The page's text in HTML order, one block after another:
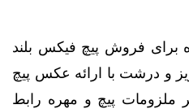
برای فروش پیچ فیکس بلند
و درشت با ارائه عکس پیچ
ملزومات پیچ و مهره رابط